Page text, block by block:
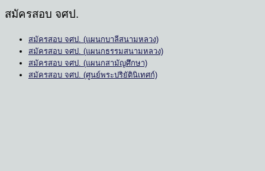
สมัครสอบ จศป.
สมัครสอบ จศป. (แผนกบาลีสนามหลวง)
สมัครสอบ จศป. (แผนกธรรมสนามหลวง)
สมัครสอบ จศป. (แผนกสามัญศึกษา)
สมัครสอบ จศป. (ศูนย์พระปริยัตินิเทศก์)